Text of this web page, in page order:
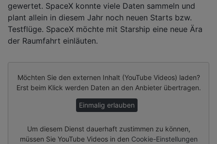
gewertet. SpaceX konnte viele Daten sammeln und
plant allein in diesem Jahr noch neuen Starts bzw.
Testflüge. SpaceX möchte mit Starship eine neue Ära
der Raumfahrt einläuten.
Möchten Sie den externen Inhalt (YouTube Videos) laden?
Erst beim Klick werden Daten an den Anbieter übertragen.
Einmalig erlauben
Um diesem Dienst dauerhaft zustimmen zu können,
müssen Sie YouTube Videosin den Cookie-Einstellungen